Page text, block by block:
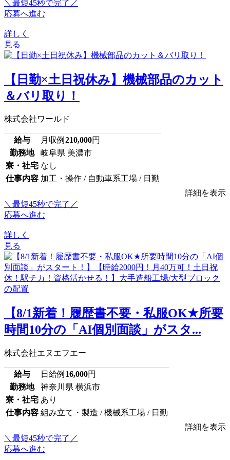
＼最短45秒で完了／
応募へ進む
詳しく
見る
【日勤×土日祝休み】機械部品のカット
＆バリ取り！
株式会社ワールド
給与 月収例 210,000円
勤務地
岐阜県 美濃市
寮・社宅 なし
仕事内容 加工・操作 / 自動車系工場 / 日勤
詳細を表示
＼最短45秒で完了／
応募へ進む
詳しく
見る
【8/1新着！履歴書不要・私服OK★所要
時間10分の「AI個別面談」がスタ...
株式会社エヌエフエー
給与 日給例 16,000円
勤務地
神奈川県 横浜市
寮・社宅 あり
仕事内容 組み立て・製造 / 機械系工場 / 日勤
詳細を表示
＼最短45秒で完了／
応募へ進む